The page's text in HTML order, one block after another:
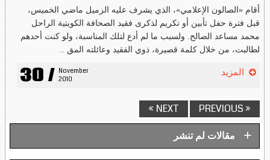
أقام «الصالون الإعلامي»، الذي يشرف عليه الزميل ماضي الخميس،
قبل فترة حفل تأبين أو تكريم لذكرى فقيد الصحافة الكويتية الراحل
محمد مساعد الصالح. ولسبب ما لم أدع لتلك المناسبة، ولو كنت أحدهم
لطالبت، من خلال كلمة قصيرة، ذوي الفقيد وعائلته المق ..
30 / November
2010
المزيد
« PREVIOUS
NEXT »
مقالات لم تنشر +